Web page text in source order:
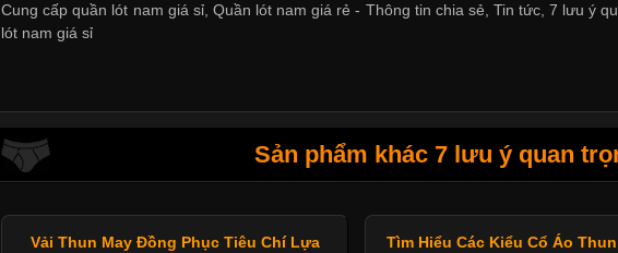
Cung cấp quần lót nam giá sỉ, Quần lót nam giá rẻ - Thông tin chia sẻ Tin tức ,7 lưu ý
lót nam giá sỉ
Sản phẩm khác 7 lưu ý quan
Vải Thun May Đồng Phục Tiêu Chí Lựa
Tìm Hiểu Các Kiểu Cổ Áo